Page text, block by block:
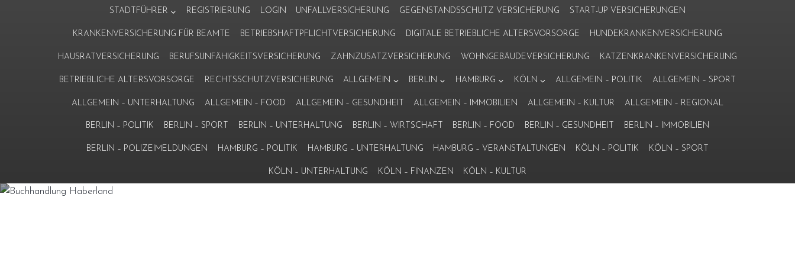
STADTFÜHRER REGISTRIERUNG LOGIN UNFALLVERSICHERUNG GEGENSTANDSSCHUTZ VERSICHERUNG START-UP VERSICHERUNGEN
KRANKENVERSICHERUNG FÜR BEAMTE BETRIEBSHAFTPFLICHTVERSICHERUNG DIGITALE BETRIEBLICHE ALTERSVORSORGE HUNDEKRANKENVERSICHERUNG
HAUSRATVERSICHERUNG BERUFSUNFÄHIGKEITSVERSICHERUNG ZAHNZUSATZVERSICHERUNG WOHNGEBÄUDEVERSICHERUNG KATZENKRANKENVERSICHERUNG
BETRIEBLICHE ALTERSVORSORGE RECHTSSCHUTZVERSICHERUNG ALLGEMEIN BERLIN HAMBURG KÖLN ALLGEMEIN – POLITIK ALLGEMEIN – SPORT
ALLGEMEIN – UNTERHALTUNG ALLGEMEIN – FOOD ALLGEMEIN – GESUNDHEIT ALLGEMEIN – IMMOBILIEN ALLGEMEIN – KULTUR ALLGEMEIN – REGIONAL
BERLIN – POLITIK BERLIN – SPORT BERLIN – UNTERHALTUNG BERLIN – WIRTSCHAFT BERLIN – FOOD BERLIN – GESUNDHEIT BERLIN – IMMOBILIEN
BERLIN – POLIZEIMELDUNGEN HAMBURG – POLITIK HAMBURG – UNTERHALTUNG HAMBURG – VERANSTALTUNGEN KÖLN – POLITIK KÖLN – SPORT
KÖLN – UNTERHALTUNG KÖLN – FINANZEN KÖLN – KULTUR